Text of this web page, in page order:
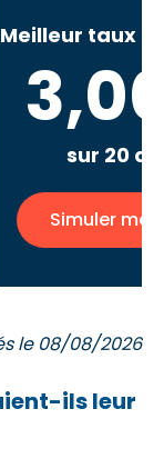
Meilleur taux
sur 20
Simuler
le 08/08/2026
ils leur